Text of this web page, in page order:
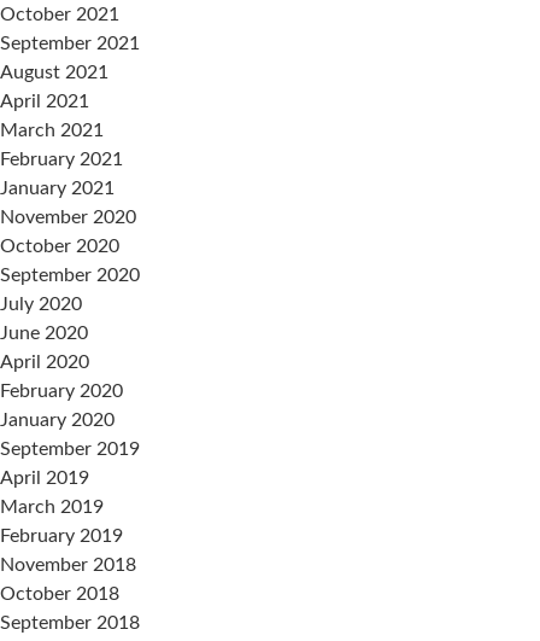
October 2021
September 2021
August 2021
April 2021
March 2021
February 2021
January 2021
November 2020
October 2020
September 2020
July 2020
June 2020
April 2020
February 2020
January 2020
September 2019
April 2019
March 2019
February 2019
November 2018
October 2018
September 2018